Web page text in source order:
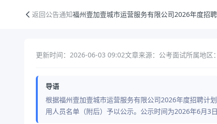
返回公告通知福州壹加壹城市运营服务有限公司2026年度招
更新时间：2026-06-03 09:02文章来源：公考面试所属地区
导语
根据福州壹加壹城市运营服务有限公司2026年度招聘计
用人员名单（附后）予以公示。公示时间为2026年6月3